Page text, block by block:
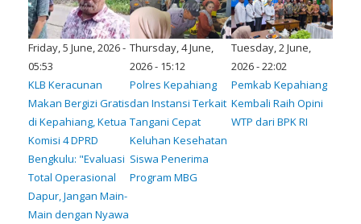
Friday, 5 June, 2026 -
05:53
KLB Keracunan
Makan Bergizi Gratis
di Kepahiang, Ketua
Komisi 4 DPRD
Bengkulu: "Evaluasi
Total Operasional
Dapur, Jangan Main-
Main dengan Nyawa
Thursday, 4 June,
2026 - 15:12
Polres Kepahiang
dan Instansi Terkait
Tangani Cepat
Keluhan Kesehatan
Siswa Penerima
Program MBG
Tuesday, 2 June,
2026 - 22:02
Pemkab Kepahiang
Kembali Raih Opini
WTP dari BPK RI